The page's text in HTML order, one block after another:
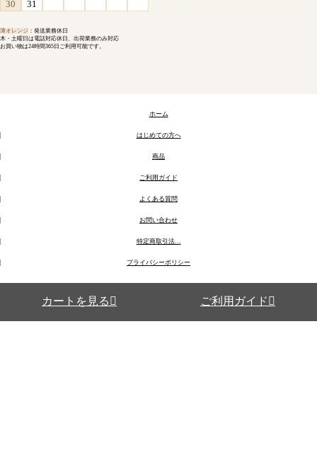
30
31
薄オレンジ ：発送業務休日
木・土曜日は電話対応休日、出荷業務のみ対応
お買い物は24時間365日ご利用可能です。
ホーム
はじめての方へ
商品
ご利用ガイド
よくある質問
お問い合わせ
特定商取引法…
プライバシーポリシー
カートを見る ご利用ガイド